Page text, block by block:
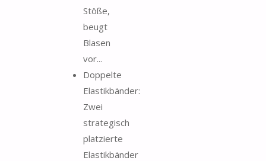
Stöße,
beugt
Blasen
vor...
Doppelte
Elastikbänder:
Zwei
strategisch
platzierte
Elastikbänder